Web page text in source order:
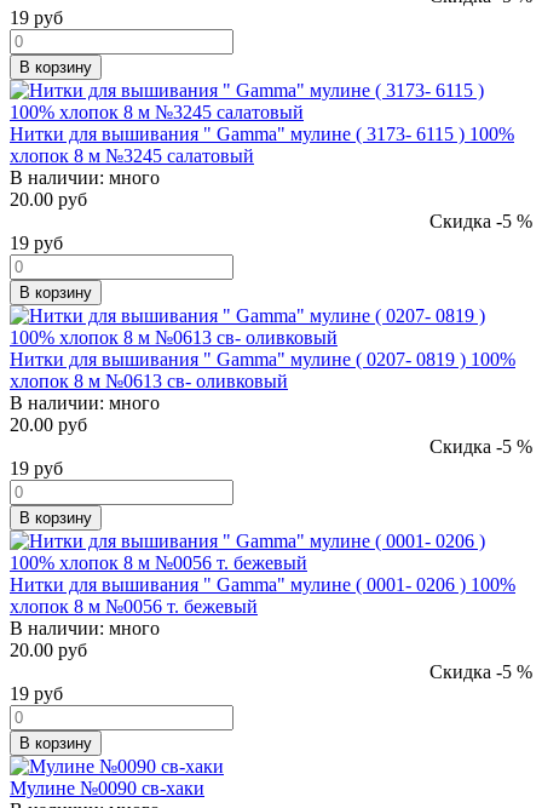
19 руб
В корзину
Нитки для вышивания " Gamma" мулине ( 3173- 6115 ) 100%
хлопок 8 м №3245 салатовый
В наличии: много
20.00 руб
Скидка -5 %
19 руб
В корзину
Нитки для вышивания " Gamma" мулине ( 0207- 0819 ) 100%
хлопок 8 м №0613 св- оливковый
В наличии: много
20.00 руб
Скидка -5 %
19 руб
В корзину
Нитки для вышивания " Gamma" мулине ( 0001- 0206 ) 100%
хлопок 8 м №0056 т. бежевый
В наличии: много
20.00 руб
Скидка -5 %
19 руб
В корзину
Мулине №0090 св-хаки